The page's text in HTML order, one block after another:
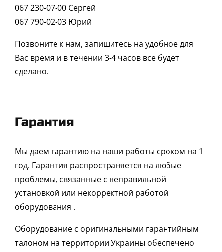
067 230-07-00 Сергей
067 790-02-03 Юрий
Позвоните к нам, запишитесь на удобное для
Вас время и в течении 3-4 часов все будет
сделано.
Гарантия
Мы даем гарантию на наши работы сроком на 1
год. Гарантия распространяется на любые
проблемы, связанные с неправильной
установкой или некорректной работой
оборудования .
Оборудование с оригинальными гарантийным
талоном на территории Украины обеспечено